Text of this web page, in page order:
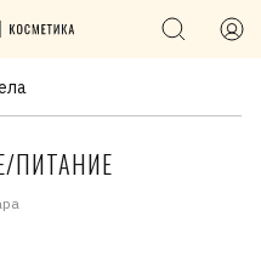
ПИТАНИЕ